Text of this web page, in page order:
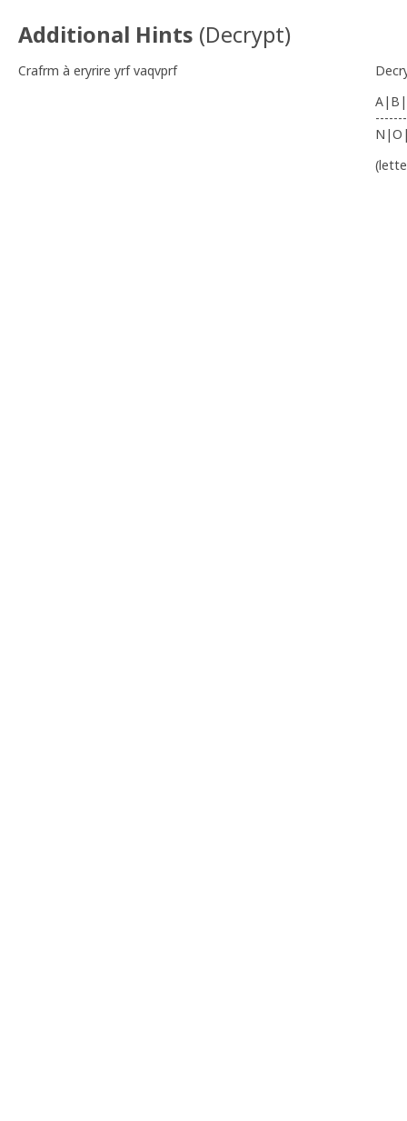
Additional Hints (Decrypt)
Crafrm à eryrire yrf vaqvprf